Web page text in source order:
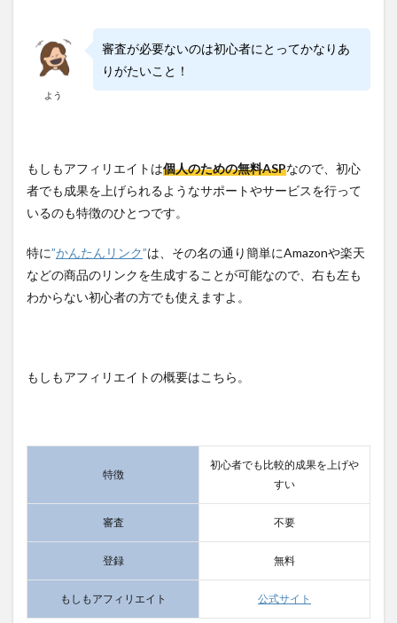
よう
審査が必要ないのは初心者にとってかなりあ
りがたいこと！
もしもアフィリエイトは個人のための無料ASPなので、初心
者でも成果を上げられるようなサポートやサービスを行って
いるのも特徴のひとつです。
特に”かんたんリンク”は、その名の通り簡単にAmazonや楽天
などの商品のリンクを生成することが可能なので、右も左も
わからない初心者の方でも使えますよ。
もしもアフィリエイトの概要はこちら。
特徴
初心者でも比較的成果を上げや
すい
審査 不要
登録 無料
もしもアフィリエイト 公式サイト